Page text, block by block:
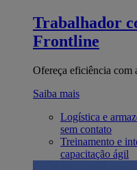
Trabalhador
Frontline
Ofereça eficiência com
Saiba mais
Logística e
sem contato
Treinamento e
capacitação ágil